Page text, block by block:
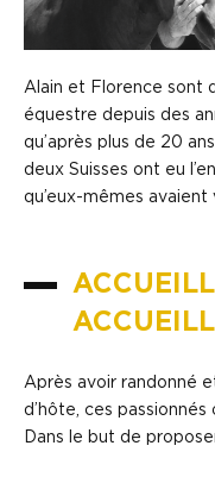
Alain et Florence sont
équestre depuis des
qu’après plus de 20
deux Suisses ont eu
qu’eux-mêmes avaient
Après avoir randonné
d’hôte, ces passionnés
Dans le but de